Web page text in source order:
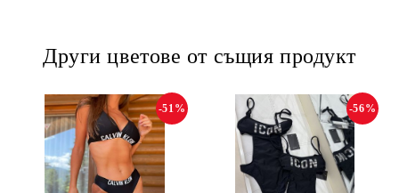
Други цветове от същия продукт
-51% -56%